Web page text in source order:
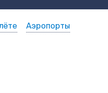
Аэропорты